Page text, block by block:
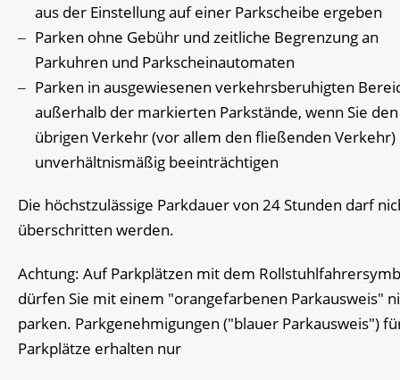
aus der Einstellung auf einer Parkscheibe ergeben
Parken ohne Gebühr und zeitliche Begrenzung an
Parkuhren und Parkscheinautomaten
Parken in ausgewiesenen verkehrsberuhigten
außerhalb der markierten Parkstände, wenn Sie den
übrigen Verkehr (vor allem den fließenden Verkehr)
unverhältnismäßig beeinträchtigen
Die höchstzulässige Parkdauer von 24 Stunden darf
überschritten werden.
Achtung: Auf Parkplätzen mit dem
dürfen Sie mit einem "orangefarbenen Parkausweis"
parken. Parkgenehmigungen ("blauer Parkausweis")
Parkplätze erhalten nur